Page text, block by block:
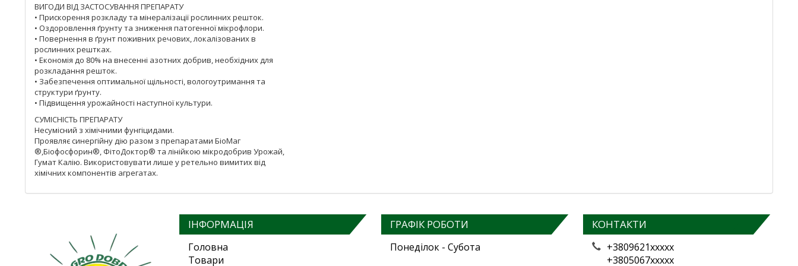
ВИГОДИ ВІД ЗАСТОСУВАННЯ ПРЕПАРАТУ
• Прискорення розкладу та мінералізації рослинних решток.
• Оздоровлення ґрунту та зниження патогенної мікрофлори.
• Повернення в ґрунт поживних речових, локалізованих в
рослинних рештках.
• Економія до 80% на внесенні азотних добрив, необхідних для
розкладання решток.
• Забезпечення оптимальної щільності, вологоутримання та
структури ґрунту.
• Підвищення урожайності наступної культури.
СУМІСНІСТЬ ПРЕПАРАТУ
Несумісний з хімічними фунгіцидами.
Проявляє синергійну дію разом з препаратами БіоМаг
®,Біофосфорин®, ФітоДоктор® та лінійкою мікродобрив Урожай,
Гумат Калію. Використовувати лише у ретельно вимитих від
хімічних компонентів агрегатах.
ІНФОРМАЦІЯ
Головна
Товари
ГРАФІК РОБОТИ
Понеділок - Субота
КОНТАКТИ
+3809621xxxxx
+3805067xxxxx